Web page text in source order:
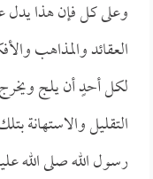
وعلى كل فإن هذا يدل
العقائد والمذاهب
لكل أحدٍ أن يلج
التقليل والاستهانة
رسول الله صلى الله